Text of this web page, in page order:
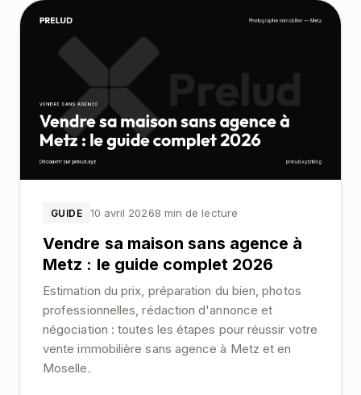
GUIDE 10 avril 20268 min de lecture
Vendre sa maison sans agence à
Metz : le guide complet 2026
Estimation du prix, préparation du bien, photos
professionnelles, rédaction d'annonce et
négociation : toutes les étapes pour réussir votre
vente immobilière sans agence à Metz et en
Moselle.